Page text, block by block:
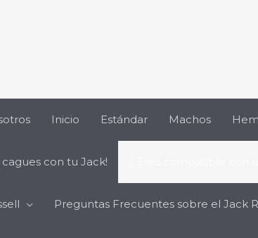
Inicio Estándar Machos
cagues con tu Jack!
Preguntas Frecuentes sobre el Jack